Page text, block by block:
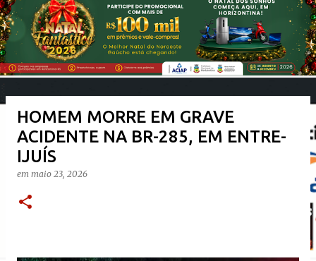
HOMEM MORRE EM GRAVE
ACIDENTE NA BR-285, EM ENTRE-
IJUÍS
em maio 23, 2026